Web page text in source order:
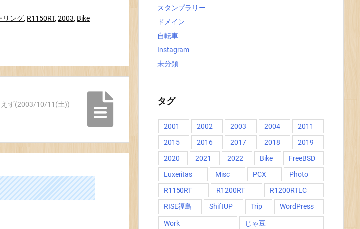
リング, R1150RT, 2003, Bike
えず(2003/10/11(土))
スタンプラリー
ドメイン
自転車
Instagram
未分類
タグ
2001 2002 2003 2004
2011
2015
2016 2017 2018
2019
2020
2021 2022 Bike
FreeBSD
Luxeritas
Misc PCX
Photo
R1150RT
R1200RT
R1200RTLC
RISE福島
ShiftUP Trip WordPress
Work じゃ豆